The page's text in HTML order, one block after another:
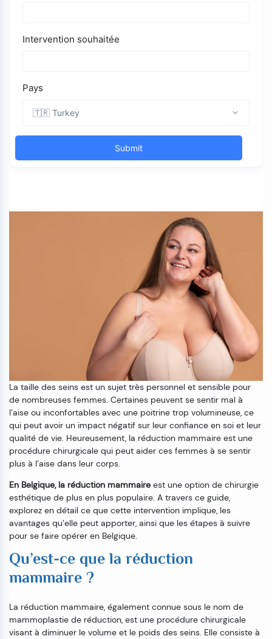
La taille des seins est un sujet très personnel et sensible pour
de nombreuses femmes. Certaines peuvent se sentir mal à
l’aise ou inconfortables avec une poitrine trop volumineuse, ce
qui peut avoir un impact négatif sur leur confiance en soi et leur
qualité de vie. Heureusement, la réduction mammaire est une
procédure chirurgicale qui peut aider ces femmes à se sentir
plus à l’aise dans leur corps.
En Belgique, la réduction mammaire est une option de chirurgie
esthétique de plus en plus populaire. A travers ce guide,
explorez en détail ce que cette intervention implique, les
avantages qu’elle peut apporter, ainsi que les étapes à suivre
pour se faire opérer en Belgique.
Qu’est-ce que la réduction
mammaire ?
La réduction mammaire, également connue sous le nom de
mammoplastie de réduction, est une procédure chirurgicale
visant à diminuer le volume et le poids des seins. Elle consiste à